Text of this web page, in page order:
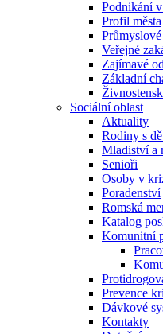
Podnikání
Profil města
Veřejné
Zajímavé
Základní
Sociální oblast
Aktuality
Rodiny s
Mladiství a
Senioři
Osoby v
Poradenství
Romská
Katalog
Komunitní
Prevence
Dávkové
Kontakty